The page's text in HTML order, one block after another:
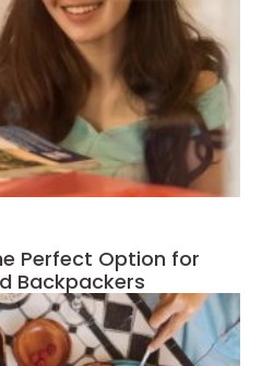
Perfect Option for
Backpackers